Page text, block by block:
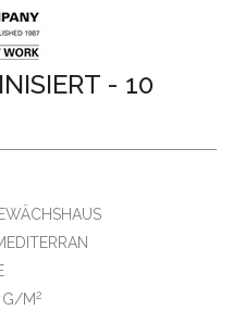
- 10
G/M2